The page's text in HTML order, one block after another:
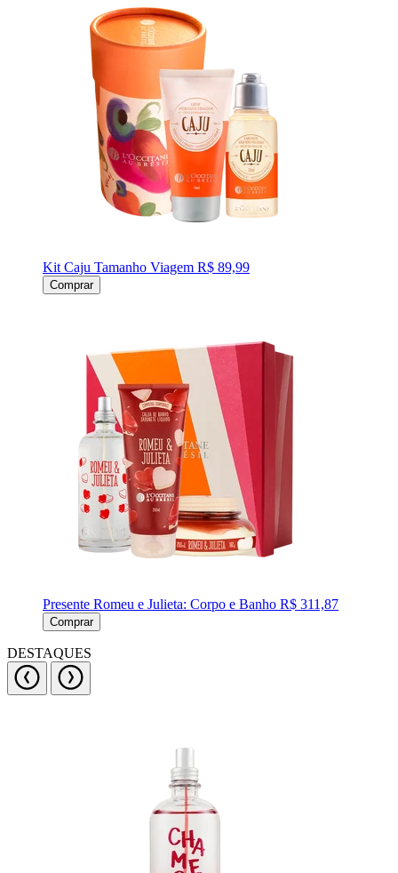
Kit Caju Tamanho Viagem R$ 89,99
Comprar
Presente Romeu e Julieta: Corpo e Banho R$ 311,87
Comprar
DESTAQUES